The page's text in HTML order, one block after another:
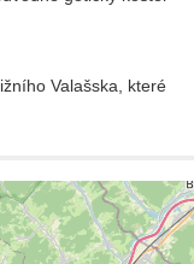
Valašska, které